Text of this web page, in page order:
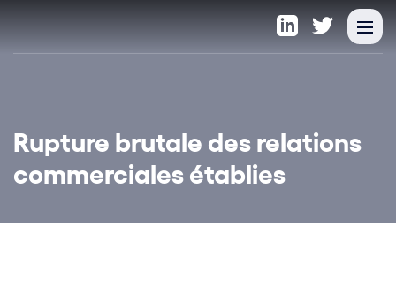
Rupture brutale des relations
commerciales établies